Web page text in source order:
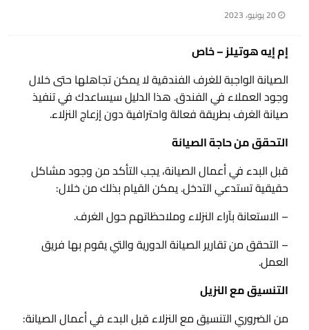
نُشر
20 يونيو، 2023
إم إيه هوتيلز – خاص
الصيانة الواجبة للغرف الفندقية لا يمكن تجاهلها حتى خلال
وجود العملاء في الفندق. هذا الدليل سيساعدك في تنفيذ
صيانة الغرف بطريقة فعالة واحترافية دون إزعاج النزلاء.
التحقق من حاجة الصيانة
قبل البدء في أعمال الصيانة، يجب التأكد من وجود مشاكل
حقيقية تستدعي التدخل. يمكن القيام بذلك من خلال:
– الاستعانة بآراء النزلاء وملاحظاتهم حول الغرف.
– التحقق من تقارير الصيانة الدورية والتي يقوم بها فريق
العمل.
التنسيق مع النزيل
من الضروري التنسيق مع النزلاء قبل البدء في أعمال الصيانة: